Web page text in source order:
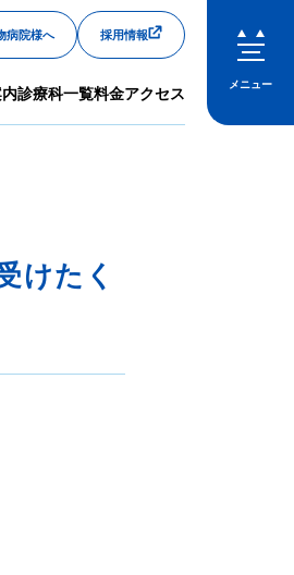
病院様へ 採用情報
診療科一覧料金アクセス
メニュー
けたく